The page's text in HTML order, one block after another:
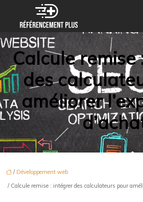
Calcule remise
des
améliorer
/ Développement web
/ Calcule remise : intégrer des calculateurs pour